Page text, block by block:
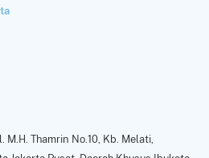
Thamrin No.10, Kb. Melati,